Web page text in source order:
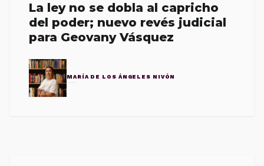
La ley no se dobla al capricho
del poder; nuevo revés judicial
para Geovany Vásquez
MARÍA DE LOS ÁNGELES NIVÓN